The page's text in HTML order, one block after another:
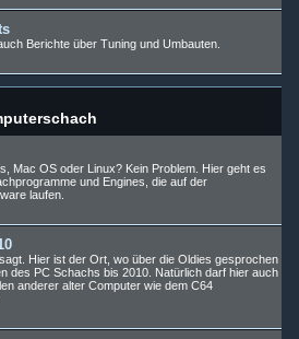
Berichte über Tuning und Umbauten.
Mac OS oder Linux? Kein Problem. Hier geht es
und Engines, die auf der
laufen.
Hier ist der Ort, wo über die Oldies gesprochen
des PC Schachs bis 2010. Natürlich darf hier auch
anderer alter Computer wie dem C64